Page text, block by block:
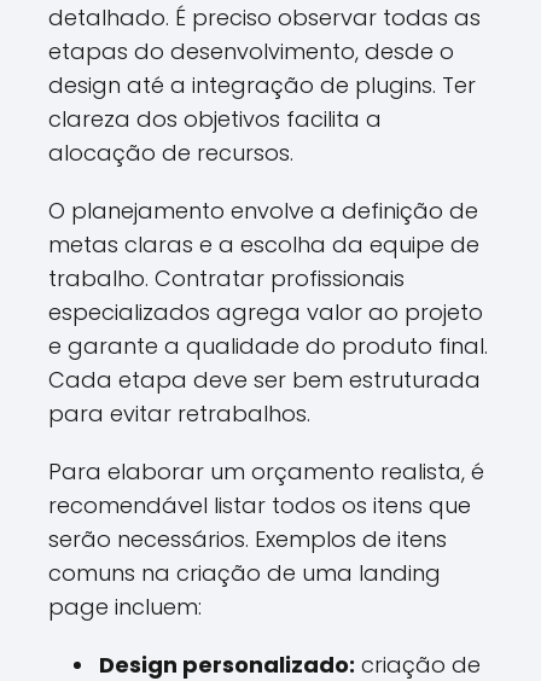
detalhado. É preciso observar todas as
etapas do desenvolvimento, desde o
design até a integração de plugins. Ter
clareza dos objetivos facilita a
alocação de recursos.
O planejamento envolve a definição de
metas claras e a escolha da equipe de
trabalho. Contratar profissionais
especializados agrega valor ao projeto
e garante a qualidade do produto final.
Cada etapa deve ser bem estruturada
para evitar retrabalhos.
Para elaborar um orçamento realista, é
recomendável listar todos os itens que
serão necessários. Exemplos de itens
comuns na criação de uma landing
page incluem:
Design personalizado: criação de